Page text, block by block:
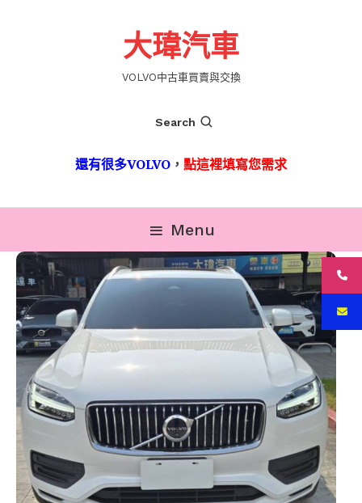
大瑋汽車
VOLVO中古車買賣與交換
Search
還有很多VOLVO ， 點這裡填寫您需求
Menu